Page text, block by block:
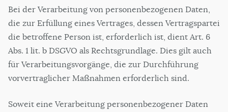
Bei der Verarbeitung von personenbezogenen Daten,
die zur Erfüllung eines Vertrages, dessen Vertragspartei
die betroffene Person ist, erforderlich ist, dient Art. 6
Abs. 1 lit. b DSGVO als Rechtsgrundlage. Dies gilt auch
für Verarbeitungsvorgänge, die zur Durchführung
vorvertraglicher Maßnahmen erforderlich sind.
Soweit eine Verarbeitung personenbezogener Daten